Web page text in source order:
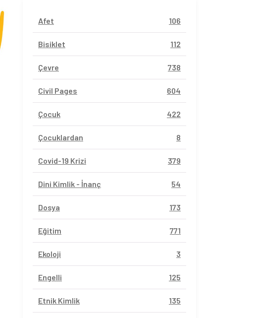
Afet 106
Bisiklet 112
Çevre 738
Civil Pages 604
Çocuk 422
Çocuklardan 8
Covid-19 Krizi 379
Dini Kimlik - İnanç 54
Dosya 173
Eğitim 771
Ekoloji 3
Engelli 125
Etnik Kimlik 135